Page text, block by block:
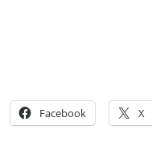
Facebook X